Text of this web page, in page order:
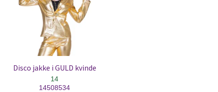
Disco jakke i GULD kvinde
14
14508534